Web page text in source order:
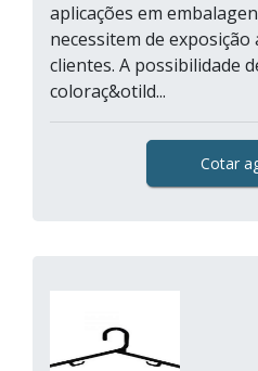
aplicações em
necessitem de
clientes. A possibilidade
coloraç&otild...
Cotar